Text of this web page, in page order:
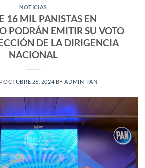
NOTICIAS
16 MIL PANISTAS EN
PODRÁN EMITIR SU VOTO
DE LA DIRIGENCIA
NACIONAL
OCTUBRE 26, 2024 BYADMIN-PAN